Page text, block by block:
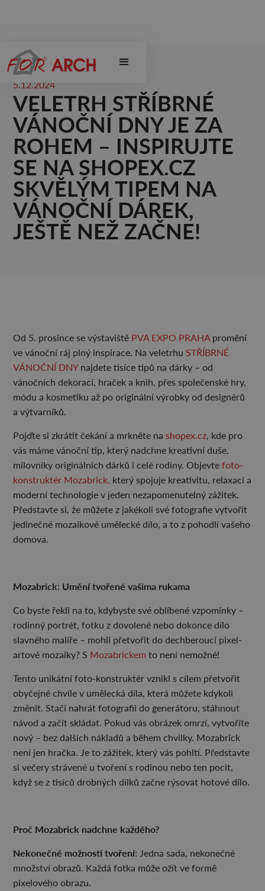
5.12.2024
VELETRH STŘÍBRNÉ
VÁNOČNÍ DNY JE ZA
ROHEM – INSPIRUJTE
SE NA SHOPEX.CZ
SKVĚLÝM TIPEM NA
VÁNOČNÍ DÁREK,
JEŠTĚ NEŽ ZAČNE!
Od 5. prosince se výstaviště PVA EXPO PRAHA promění
ve vánoční ráj plný inspirace. Na veletrhuSTŘÍBRNÉ
VÁNOČNÍ DNYnajdete tisíce tipů na dárky – od
vánočních dekorací, hraček a knih, přes společenské hry,
módu a kosmetiku až po originální výrobky od designérů
a výtvarníků.
Pojďte si zkrátit čekání a mrkněte na shopex.cz, kde pro
vás máme vánoční tip, který nadchne kreativní duše,
milovníky originálních dárků i celé rodiny. Objevtefoto-
konstruktér Mozabrick, který spojuje kreativitu, relaxaci a
moderní technologie v jeden nezapomenutelný zážitek.
Představte si, že můžete z jakékoli své fotografie vytvořit
jedinečné mozaikové umělecké dílo, a to z pohodlí vašeho
domova.
Mozabrick: Umění tvořené vašima rukama
Co byste řekli na to, kdybyste své oblíbené vzpomínky –
rodinný portrét, fotku z dovolené nebo dokonce dílo
slavného malíře – mohli přetvořit do dechberoucí pixel-
artové mozaiky? S Mozabrickem to není nemožné!
Tento unikátní foto-konstruktér vznikl s cílem přetvořit
obyčejné chvíle v umělecká díla, která můžete kdykoli
změnit. Stačí nahrát fotografii do generátoru, stáhnout
návod a začít skládat. Pokud vás obrázek omrzí, vytvoříte
nový – bez dalších nákladů a během chvilky. Mozabrick
není jen hračka. Je to zážitek, který vás pohltí. Představte
si večery strávené u tvoření s rodinou nebo ten pocit,
když se z tisíců drobných dílků začne rýsovat hotové dílo.
Proč Mozabrick nadchne každého?
Nekonečné možnosti tvoření: Jedna sada, nekonečné
množství obrazů. Každá fotka může ožít ve formě
pixelového obrazu.